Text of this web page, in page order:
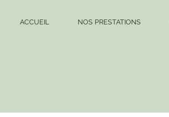
ACCUEIL NOS PRESTATIONS